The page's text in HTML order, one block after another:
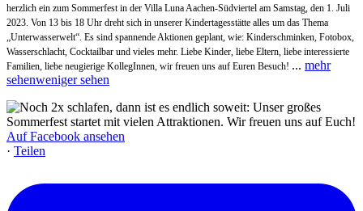
herzlich ein zum Sommerfest in der Villa Luna Aachen-Südviertel am Samstag, den 1. Juli
2023. Von 13 bis 18 Uhr dreht sich in unserer Kindertagesstätte alles um das Thema
„Unterwasserwelt“. Es sind spannende Aktionen geplant, wie: Kinderschminken, Fotobox,
Wasserschlacht, Cocktailbar und vieles mehr. Liebe Kinder, liebe Eltern, liebe interessierte
Familien, liebe neugierige KollegInnen, wir freuen uns auf Euren Besuch! ... mehr
sehenweniger sehen
Auf Facebook ansehen
· Teilen